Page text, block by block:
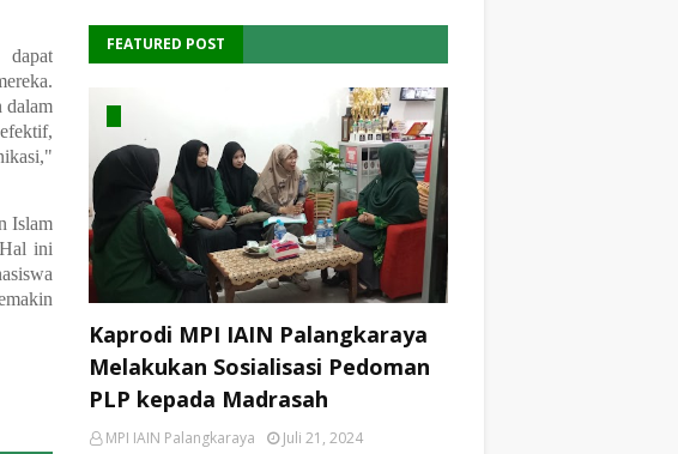
dalam
Islam
ini
FEATURED POST
Kaprodi MPI IAIN Palangkaraya
Melakukan Sosialisasi Pedoman
PLP kepada Madrasah
MPI IAIN Palangkaraya
Juli 21, 2024